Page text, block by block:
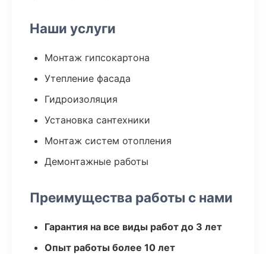
Наши услуги
Монтаж гипсокартона
Утепление фасада
Гидроизоляция
Установка сантехники
Монтаж систем отопления
Демонтажные работы
Преимущества работы с нами
Гарантия на все виды работ до 3 лет
Опыт работы более 10 лет